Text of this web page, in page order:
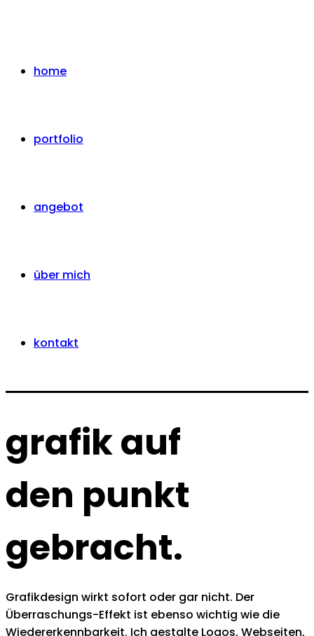
home
portfolio
angebot
über mich
kontakt
grafik auf
den punkt
gebracht.
Grafikdesign wirkt sofort oder gar nicht. Der
Überraschungs-Effekt ist ebenso wichtig wie die
Wiedererkennbarkeit. Ich gestalte Logos, Webseiten,